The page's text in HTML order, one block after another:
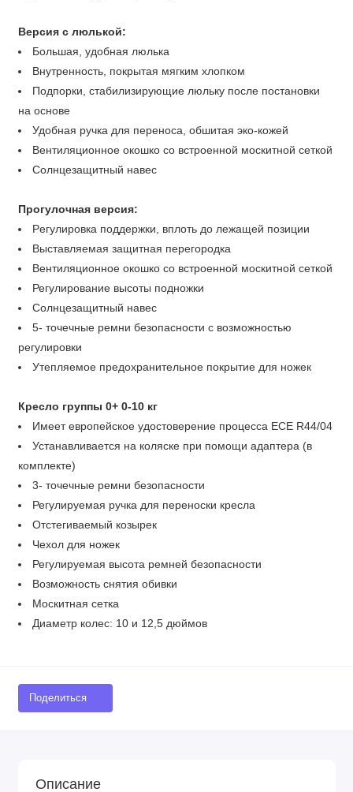
Версия с люлькой:
Большая, удобная люлька
Внутренность, покрытая мягким хлопком
Подпорки, стабилизирующие люльку после постановки
на основе
Удобная ручка для переноса, обшитая эко-кожей
Вентиляционное окошко со встроенной москитной сеткой
Cолнцезащитный навес
Прогулочная версия:
Pегулировка поддержки, вплоть до лежащей позиции
Выставляемая защитная перегородка
Вентиляционное окошко со встроенной москитной сеткой
Регулирование высоты подножки
Cолнцезащитный навес
5- точечные ремни безопасности с возможностью
регулировки
Утепляемое предохранительное покрытие для ножек
Кресло группы 0+ 0-10 кг
Имеет европейское удостоверение процесса ECE R44/04
Устанавливается на коляске при помощи адаптера (в
комплекте)
3- точечные ремни безопасности
Регулируемая ручка для переноски кресла
Отстегиваемый козырек
Чехол для ножек
Регулируемая высота ремней безопасности
Возможность снятия обивки
Mоскитная сетка
Диаметр колес: 10 и 12,5 дюймов
Поделиться
Описание